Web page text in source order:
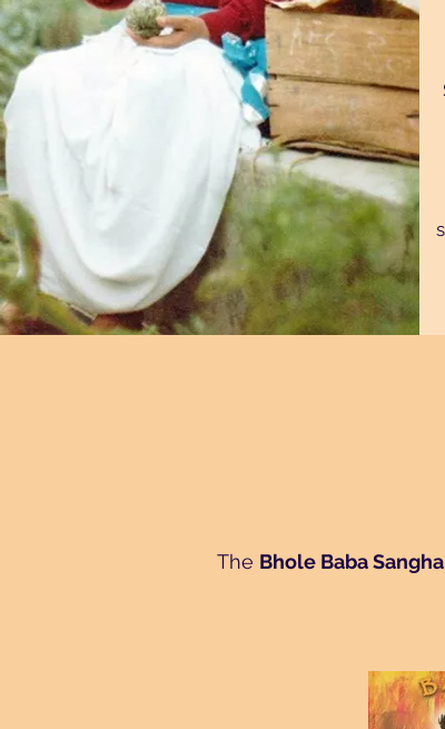
The Bhole Baba Sangha